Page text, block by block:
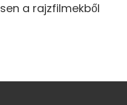
a rajzfilmekből